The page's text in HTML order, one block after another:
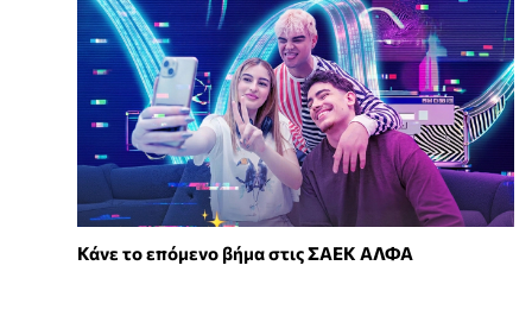
Κάνε το επόμενο βήμα στις ΣΑΕΚ ΑΛΦΑ